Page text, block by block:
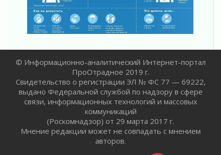
Ленобласть внедрила передовую подготовку
операторов БПЛА
02 августа 2026
воробушка»
02 августа 2026
Юхла, мука, кантеле и Водяной
01 августа 2026
Лето катится с горки
01 августа 2026
В Ленобласти открылась экспозиция к 150-
летию Билибина
© Информационно-аналитический Интернет-портал
ПроОтрадное 2019 г.
Свидетельство о регистрации ЭЛ № ФС 77 — 69222,
выдано Федеральной службой по надзору в сфере
связи, информационных технологий и массовых
коммуникаций
(Роскомнадзор) от 29 марта 2017 г.
Мнение редакции может не совпадать с мнением
авторов.